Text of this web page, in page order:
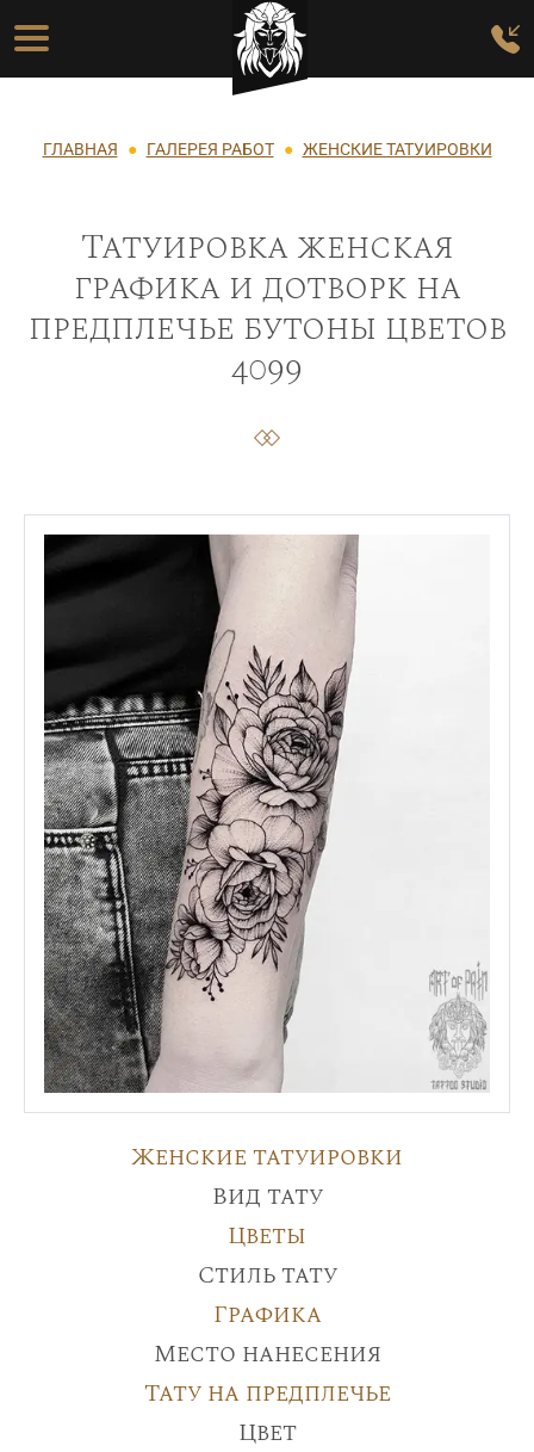
Перейти к основному содержанию
Основная навигация
Строка навигации
ГЛАВНАЯ ГАЛЕРЕЯ РАБОТ ЖЕНСКИЕ ТАТУИРОВКИ
Татуировка женская
графика и дотворк на
предплечье бутоны цветов
4099
Женские татуировки
Вид тату
Цветы
Стиль тату
Графика
Место нанесения
Тату на предплечье
Цвет